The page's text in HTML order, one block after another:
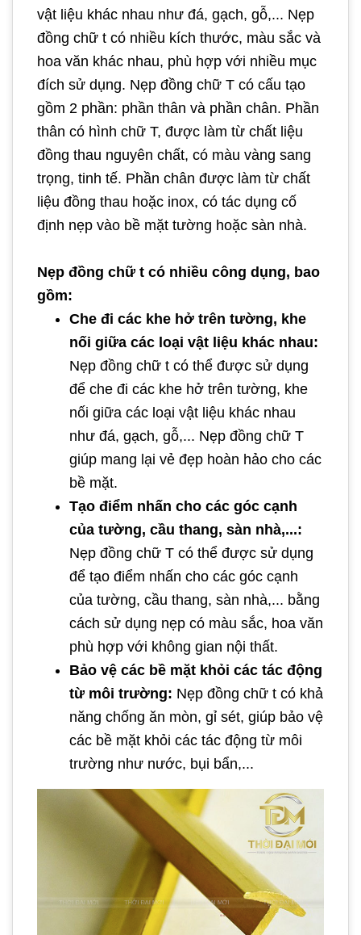
vật liệu khác nhau như đá, gạch, gỗ,... Nẹp
đồng chữ t có nhiều kích thước, màu sắc và
hoa văn khác nhau, phù hợp với nhiều mục
đích sử dụng. Nẹp đồng chữ T có cấu tạo
gồm 2 phần: phần thân và phần chân. Phần
thân có hình chữ T, được làm từ chất liệu
đồng thau nguyên chất, có màu vàng sang
trọng, tinh tế. Phần chân được làm từ chất
liệu đồng thau hoặc inox, có tác dụng cố
định nẹp vào bề mặt tường hoặc sàn nhà.
Nẹp đồng chữ t có nhiều công dụng, bao
gồm:
Che đi các khe hở trên tường, khe
nối giữa các loại vật liệu khác nhau:
Nẹp đồng chữ t có thể được sử dụng
để che đi các khe hở trên tường, khe
nối giữa các loại vật liệu khác nhau
như đá, gạch, gỗ,... Nẹp đồng chữ T
giúp mang lại vẻ đẹp hoàn hảo cho các
bề mặt.
Tạo điểm nhấn cho các góc cạnh
của tường, cầu thang, sàn nhà,...:
Nẹp đồng chữ T có thể được sử dụng
để tạo điểm nhấn cho các góc cạnh
của tường, cầu thang, sàn nhà,... bằng
cách sử dụng nẹp có màu sắc, hoa văn
phù hợp với không gian nội thất.
Bảo vệ các bề mặt khỏi các tác động
từ môi trường: Nẹp đồng chữ t có khả
năng chống ăn mòn, gỉ sét, giúp bảo vệ
các bề mặt khỏi các tác động từ môi
trường như nước, bụi bẩn,...